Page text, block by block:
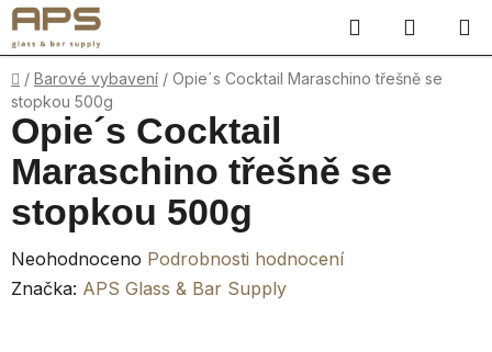
Přejít
na
obsah
Hledat
KOŠÍK
Domů
/ Barové vybavení / Opie´s Cocktail Maraschino třešně se
stopkou 500g
Opie´s Cocktail
Maraschino třešně se
stopkou 500g
Průměrné
hodnocení
Neohodnoceno Podrobnosti hodnocení
Značka: APS Glass & Bar Supply